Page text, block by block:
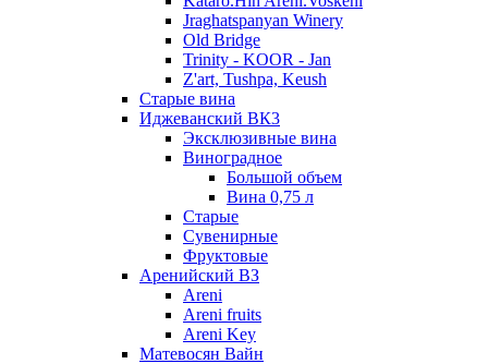
Jraghatspanyan Winery
Old Bridge
Trinity - KOOR - Jan
Z'art, Tushpa, Keush
Старые вина
Иджеванский ВК3
Эксклюзивные вина
Виноградное
Большой объем
Вина 0,75 л
Старые
Сувенирные
Фруктовые
Аренийский ВЗ
Areni
Areni fruits
Areni Key
Матевосян Вайн